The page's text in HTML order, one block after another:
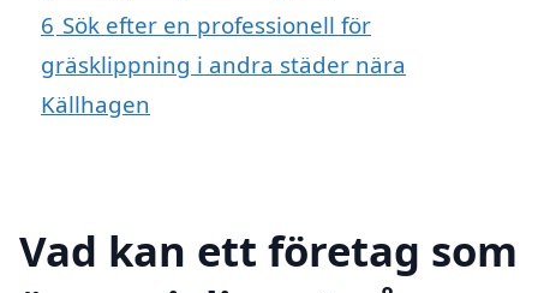
6 Sök efter en professionell för
gräsklippning i andra städer nära
Källhagen
Vad kan ett företag som